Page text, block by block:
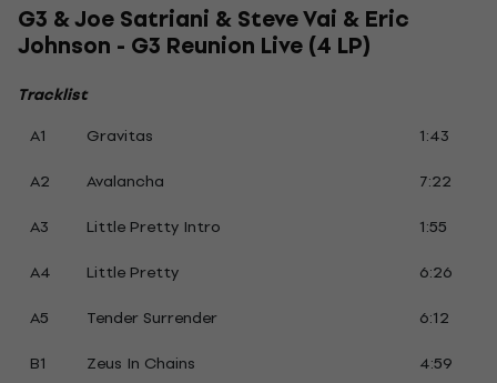
G3 & Joe Satriani & Steve Vai & Eric
Johnson - G3 Reunion Live (4 LP)
Tracklist
A1
Gravitas
1:43
A2
Avalancha
7:22
A3
Little Pretty Intro
1:55
A4
Little Pretty
6:26
A5
Tender Surrender
6:12
B1
Zeus In Chains
4:59